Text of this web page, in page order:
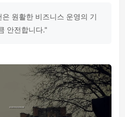
원활한 비즈니스 운영의 기
안전합니다."